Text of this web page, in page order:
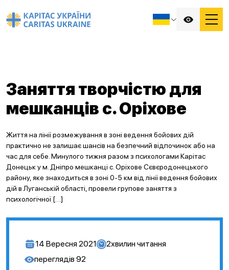
Заняття творчістю для
мешканців с. Оріхове
Життя на лінії розмежування в зоні ведення бойових дій
практично не залишає шансів на безпечний відпочинок або на
час для себе. Минулого тижня разом з психологами Карітас
Донецьк у м. Дніпро мешканці с. Оріхове Сєвєродонецького
району, яке знаходиться в зоні 0-5 км від лінії ведення бойових
дій в Луганській області, провели групове заняття з
психологічної […]
14 Вересня 2021 2хвилин читання
переглядів 92